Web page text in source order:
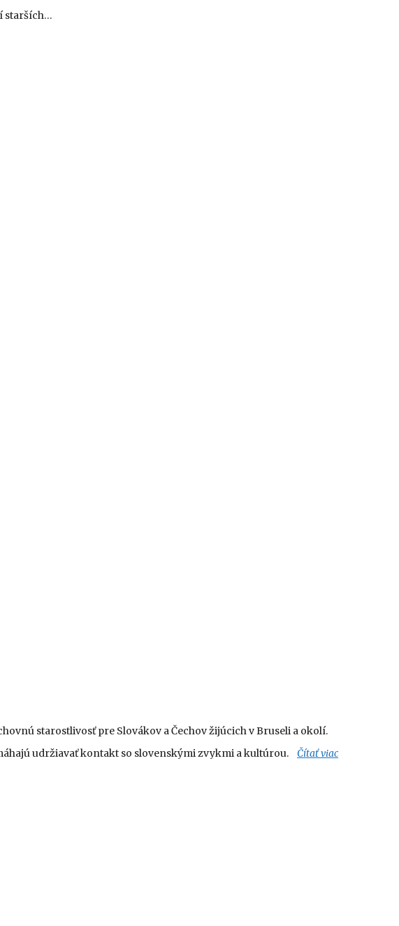
starších…
starostlivosť pre Slovákov a Čechov žijúcich v Bruseli a okolí.
udržiavať kontakt so slovenskými zvykmi a kultúrou. Čítať viac